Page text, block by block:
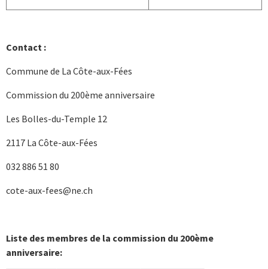
Contact :
Commune de La Côte-aux-Fées
Commission du 200ème anniversaire
Les Bolles-du-Temple 12
2117 La Côte-aux-Fées
032 886 51 80
cote-aux-fees@ne.ch
Liste des membres de la commission du 200ème
anniversaire: